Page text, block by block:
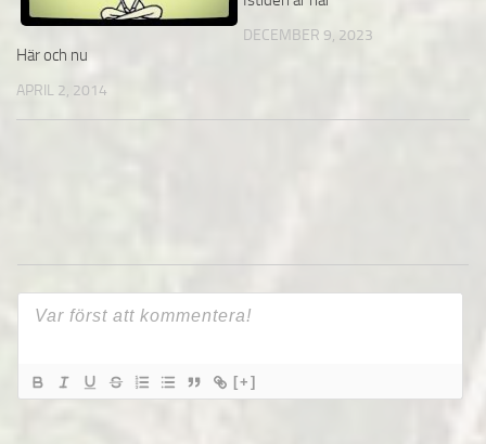
Här och nu
APRIL 2, 2014
DECEMBER 9, 2023
[+]